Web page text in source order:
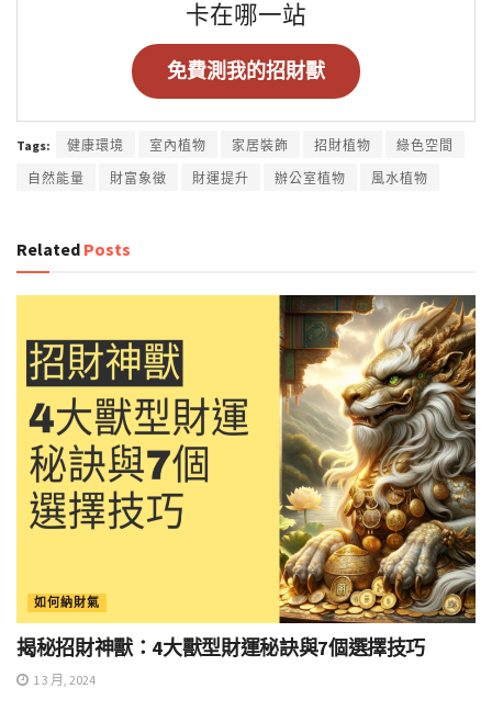
卡在哪一站
免費測我的招財獸
Tags: 健康環境 室內植物 家居裝飾 招財植物
綠色空間
自然能量
財富象徵 財運提升 辦公室植物 風水植物
Related Posts
如何納財氣
揭秘招財神獸：4大獸型財運秘訣與7個選擇技巧
1 3 月, 2024